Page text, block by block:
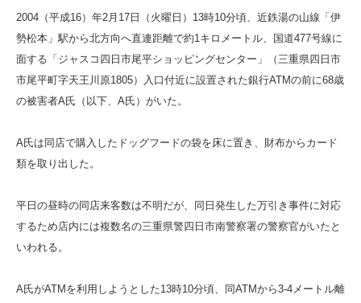
2004（平成16）年2月17日（火曜日）13時10分頃、近鉄湯の山線「伊
勢松本」駅から北方向へ直連距離で約1キロメートル、国道477号線に
面する「ジャスコ四日市尾平ショッピングセンター」（三重県四日市
市尾平町字天王川原1805）入口付近に設置された銀行ATMの前に68歳
の被害者A氏（以下、A氏）がいた。
A氏は同店で購入したドッグフードの袋を床に置き、財布からカード
類を取り出した。
平日の昼時の同店来客数は不明だが、同日発生した万引き事件に対応
するため店内には複数名の三重県警四日市南警察署の警察官がいたと
いわれる。
A氏がATMを利用しようとした13時10分頃、同ATMから3-4メートル離